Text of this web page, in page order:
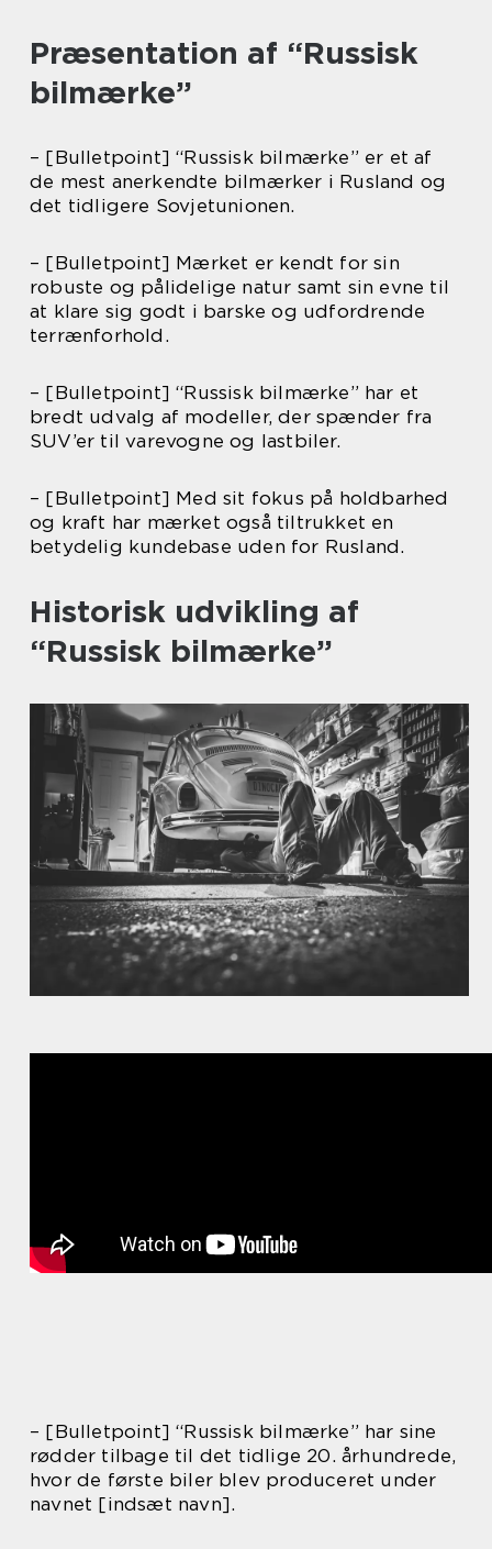
Præsentation af “Russisk
bilmærke”
– [Bulletpoint] “Russisk bilmærke” er et af
de mest anerkendte bilmærker i Rusland og
det tidligere Sovjetunionen.
– [Bulletpoint] Mærket er kendt for sin
robuste og pålidelige natur samt sin evne til
at klare sig godt i barske og udfordrende
terrænforhold.
– [Bulletpoint] “Russisk bilmærke” har et
bredt udvalg af modeller, der spænder fra
SUV’er til varevogne og lastbiler.
– [Bulletpoint] Med sit fokus på holdbarhed
og kraft har mærket også tiltrukket en
betydelig kundebase uden for Rusland.
Historisk udvikling af
“Russisk bilmærke”
– [Bulletpoint] “Russisk bilmærke” har sine
rødder tilbage til det tidlige 20. århundrede,
hvor de første biler blev produceret under
navnet [indsæt navn].